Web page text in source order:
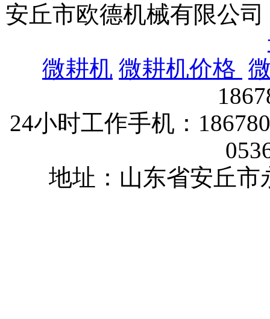
安丘市欧德机械有限
微耕机 微耕机价格
24小时工作手机：
地址：山东省安丘